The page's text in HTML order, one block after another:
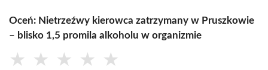
Oceń: Nietrzeźwy kierowca zatrzymany w Pruszkowie
– blisko 1,5 promila alkoholu w organizmie
★ ★ ★ ★ ★